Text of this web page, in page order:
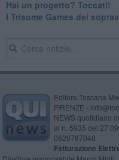
​Hai un progetto? Toccati!
​I Trisome Games dei
Editore Toscana
FIRENZE -
NEWS quotidiano
al n. 5935 del
0620787048
Fatturazione